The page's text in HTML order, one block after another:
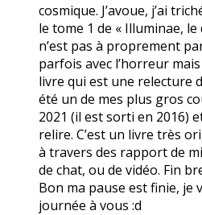
cosmique. J’avoue, j’ai
le tome 1 de « Illuminae, le
n’est pas à proprement
parfois avec l’horreur mais
livre qui est une relecture
été un de mes plus gros
2021 (il est sorti en 2016)
relire. C’est un livre très
à travers des rapport de
de chat, ou de vidéo. Fin
Bon ma pause est finie, je
journée à vous :d